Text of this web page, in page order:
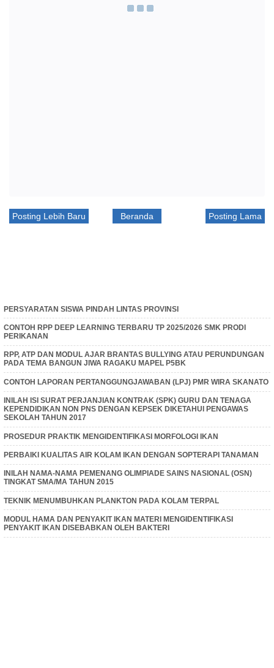
Posting Lebih Baru Posting Lama
Beranda
PERSYARATAN SISWA PINDAH LINTAS PROVINSI
CONTOH RPP DEEP LEARNING TERBARU TP 2025/2026 SMK PRODI
PERIKANAN
RPP, ATP DAN MODUL AJAR BRANTAS BULLYING ATAU PERUNDUNGAN
PADA TEMA BANGUN JIWA RAGAKU MAPEL P5BK
CONTOH LAPORAN PERTANGGUNGJAWABAN (LPJ) PMR WIRA SKANATO
INILAH ISI SURAT PERJANJIAN KONTRAK (SPK) GURU DAN TENAGA
KEPENDIDIKAN NON PNS DENGAN KEPSEK DIKETAHUI PENGAWAS
SEKOLAH TAHUN 2017
PROSEDUR PRAKTIK MENGIDENTIFIKASI MORFOLOGI IKAN
PERBAIKI KUALITAS AIR KOLAM IKAN DENGAN SOPTERAPI TANAMAN
INILAH NAMA-NAMA PEMENANG OLIMPIADE SAINS NASIONAL (OSN)
TINGKAT SMA/MA TAHUN 2015
TEKNIK MENUMBUHKAN PLANKTON PADA KOLAM TERPAL
MODUL HAMA DAN PENYAKIT IKAN MATERI MENGIDENTIFIKASI
PENYAKIT IKAN DISEBABKAN OLEH BAKTERI